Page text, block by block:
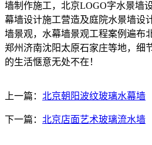
墙制作施工，北京LOGO字水景墙
幕墙设计施工营造及庭院水景墙设
墙景观，水幕墙景观工程案例遍布
郑州济南沈阳太原石家庄等地，细
的生活惬意无处不在！
上一篇： 北京朝阳波纹玻璃水幕墙
下一篇： 北京店面艺术玻璃流水墙